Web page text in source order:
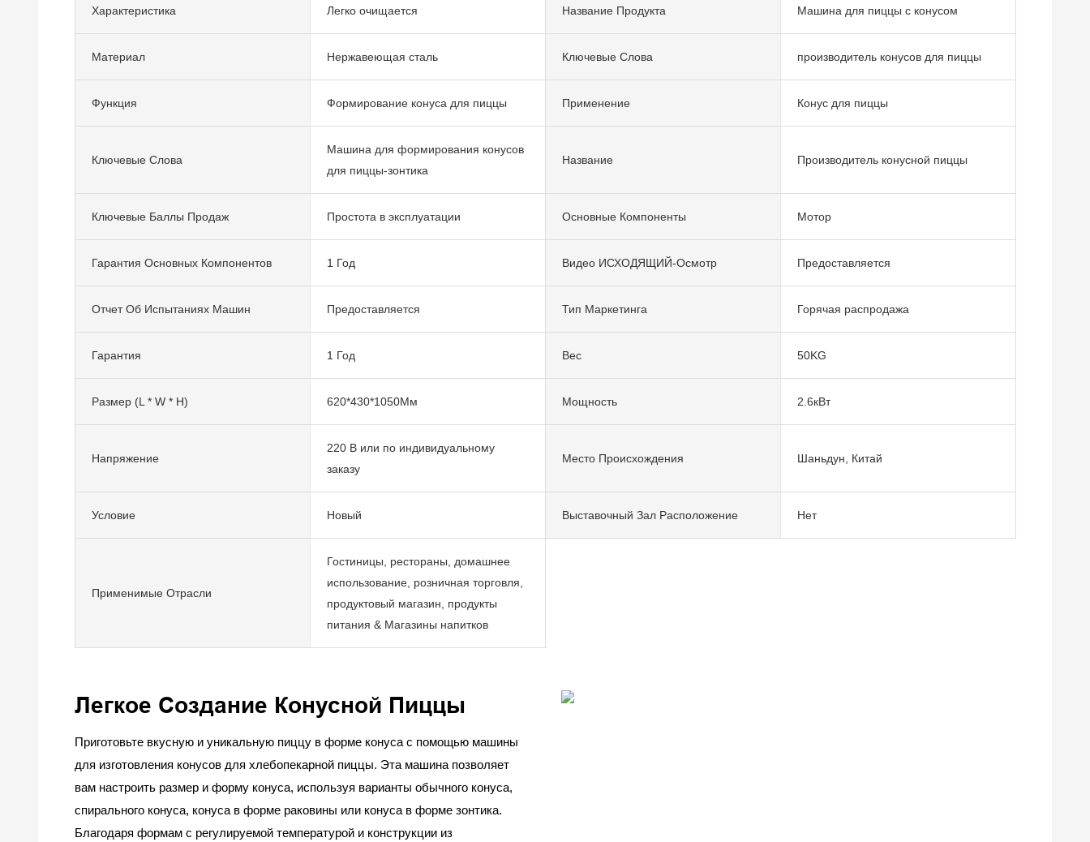
Характеристика Легко очищается Название Продукта Машина для пиццы с конусом
Материал Нержавеющая сталь Ключевые Слова производитель конусов для пиццы
Функция Формирование конуса для пиццы Применение Конус для пиццы
Ключевые Слова
Машина для формирования конусов
для пиццы-зонтика
Название Производитель конусной пиццы
Ключевые Баллы Продаж Простота в эксплуатации Основные Компоненты Мотор
Гарантия Основных Компонентов 1 Год Видео ИСХОДЯЩИЙ-Осмотр Предоставляется
Отчет Об Испытаниях Машин Предоставляется Тип Маркетинга Горячая распродажа
Гарантия 1 Год Вес 50KG
Размер (L * W * H) 620*430*1050Мм Мощность 2.6кВт
Напряжение
220 В или по индивидуальному
заказу
Место Происхождения Шаньдун, Китай
Условие Новый Выставочный Зал Расположение Нет
Применимые Отрасли
Гостиницы, рестораны, домашнее
использование, розничная торговля,
продуктовый магазин, продукты
питания & Магазины напитков
Легкое Создание Конусной Пиццы
Приготовьте вкусную и уникальную пиццу в форме конуса с помощью машины
для изготовления конусов для хлебопекарной пиццы. Эта машина позволяет
вам настроить размер и форму конуса, используя варианты обычного конуса,
спирального конуса, конуса в форме раковины или конуса в форме зонтика.
Благодаря формам с регулируемой температурой и конструкции из